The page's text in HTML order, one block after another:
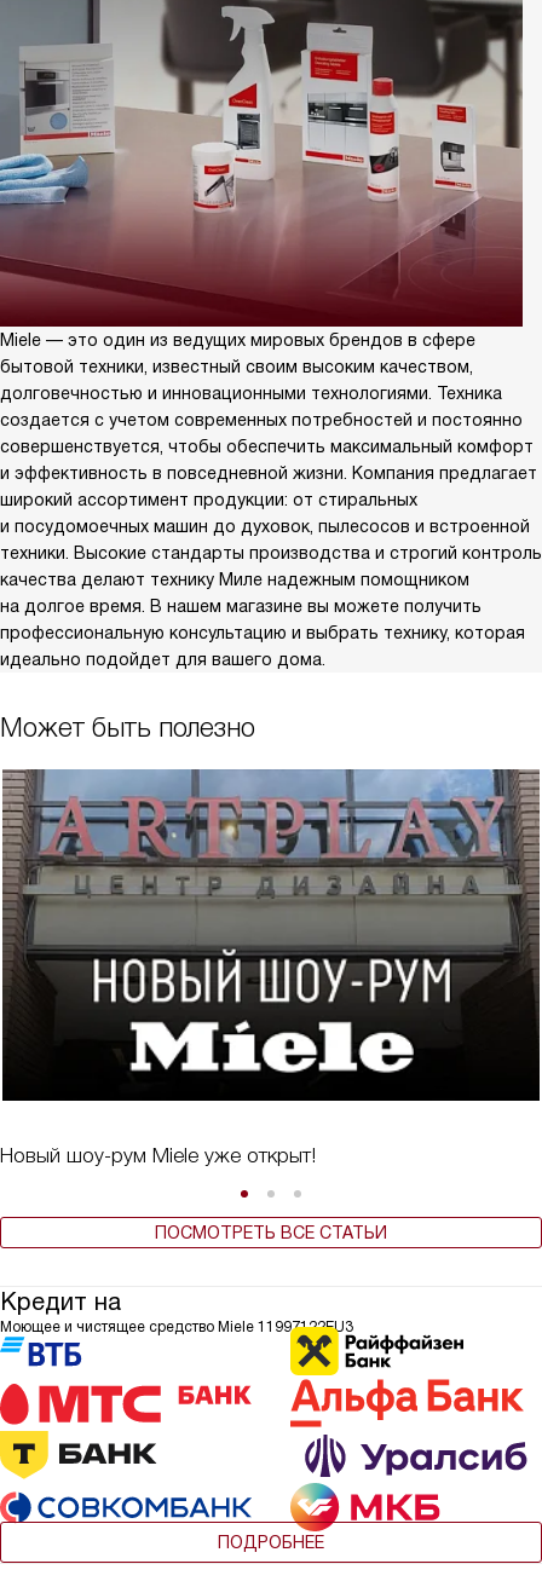
Miele — это один из ведущих мировых брендов в сфере
бытовой техники, известный своим высоким качеством,
долговечностью и инновационными технологиями. Техника
создается с учетом современных потребностей и постоянно
совершенствуется, чтобы обеспечить максимальный комфорт
и эффективность в повседневной жизни. Компания предлагает
широкий ассортимент продукции: от стиральных
и посудомоечных машин до духовок, пылесосов и встроенной
техники. Высокие стандарты производства и строгий контроль
качества делают технику Миле надежным помощником
на долгое время. В нашем магазине вы можете получить
профессиональную консультацию и выбрать технику, которая
идеально подойдет для вашего дома.
Может быть полезно
Новый шоу-рум Miele уже открыт!
ПОСМОТРЕТЬ ВСЕ СТАТЬИ
Кредит на
Моющее и чистящее средство Miele 11997122EU3
ПОДРОБНЕЕ